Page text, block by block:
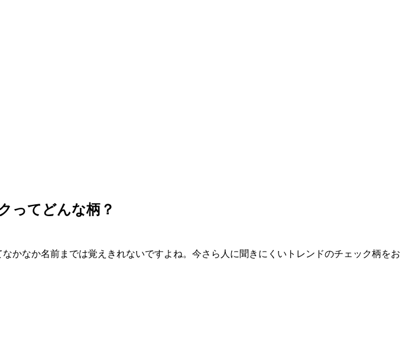
ってどんな柄？
なか名前までは覚えきれないですよね。今さら人に聞きにくいトレンドのチェック柄をお